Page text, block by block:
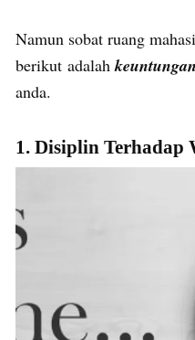
Namun sobat ruang
berikut adalah
anda.
1. Disiplin Terhadap